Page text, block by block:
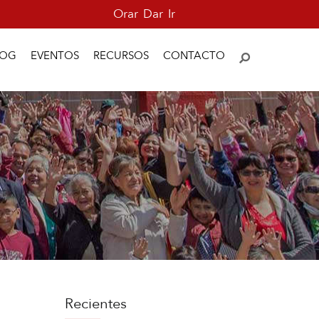
Orar Dar Ir
EVENTOS RECURSOS CONTACTO
Recientes